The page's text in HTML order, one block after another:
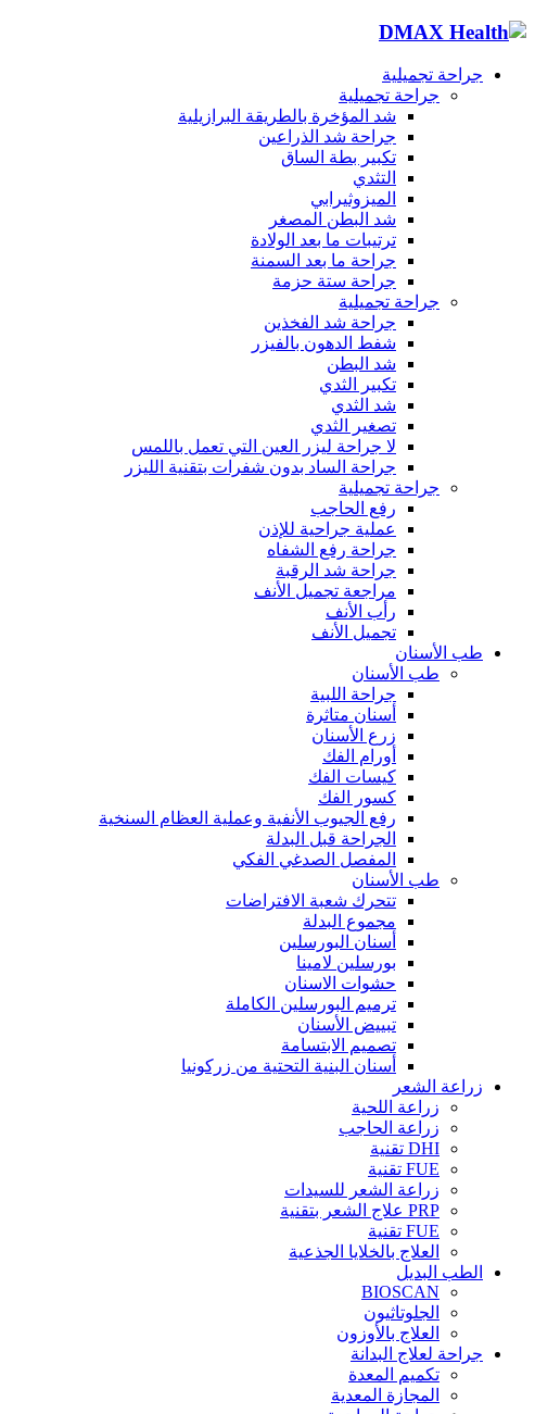
جراحة تجميلية
جراحة تجميلية
شد المؤخرة بالطريقة البرازيلية
جراحة شد الذراعين
تكبير بطة الساق
التثدي
الميزوثيرابي
شد البطن المصغر
ترتيبات ما بعد الولادة
جراحة ما بعد السمنة
جراحة ستة حزمة
جراحة تجميلية
جراحة شد الفخذين
شفط الدهون بالفيزر
شد البطن
تكبير الثدي
شد الثدي
تصغير الثدي
لا جراحة ليزر العين التي تعمل باللمس
جراحة الساد بدون شفرات بتقنية الليزر
جراحة تجميلية
رفع الحاجب
عملية جراحية للإذن
جراحة رفع الشفاه
جراحة شد الرقبة
مراجعة تجميل الأنف
رأب الأنف
تجميل الأنف
طب الأسنان
طب الأسنان
جراحة اللبية
أسنان متاثرة
زرع الأسنان
أورام الفك
كيسات الفك
كسور الفك
رفع الجيوب الأنفية وعملية العظام السنخية
الجراحة قبل البدلة
المفصل الصدغي الفكي
طب الأسنان
تتحرك شعبة الافتراضات
مجموع البدلة
أسنان البورسلين
بورسلين لامينا
حشوات الاسنان
ترميم البورسلين الكاملة
تبييض الأسنان
تصميم الابتسامة
أسنان البنية التحتية من زركونيا
زراعة الشعر
زراعة اللحية
زراعة الحاجب
DHI تقنية
FUE تقنية
زراعة الشعر للسيدات
PRP علاج الشعر بتقنية
FUE تقنية
العلاج بالخلايا الجذعية
الطب البديل
BIOSCAN
الجلوتاثيون
العلاج بالأوزون
جراحة لعلاج البدانة
تكميم المعدة
المجازة المعدية